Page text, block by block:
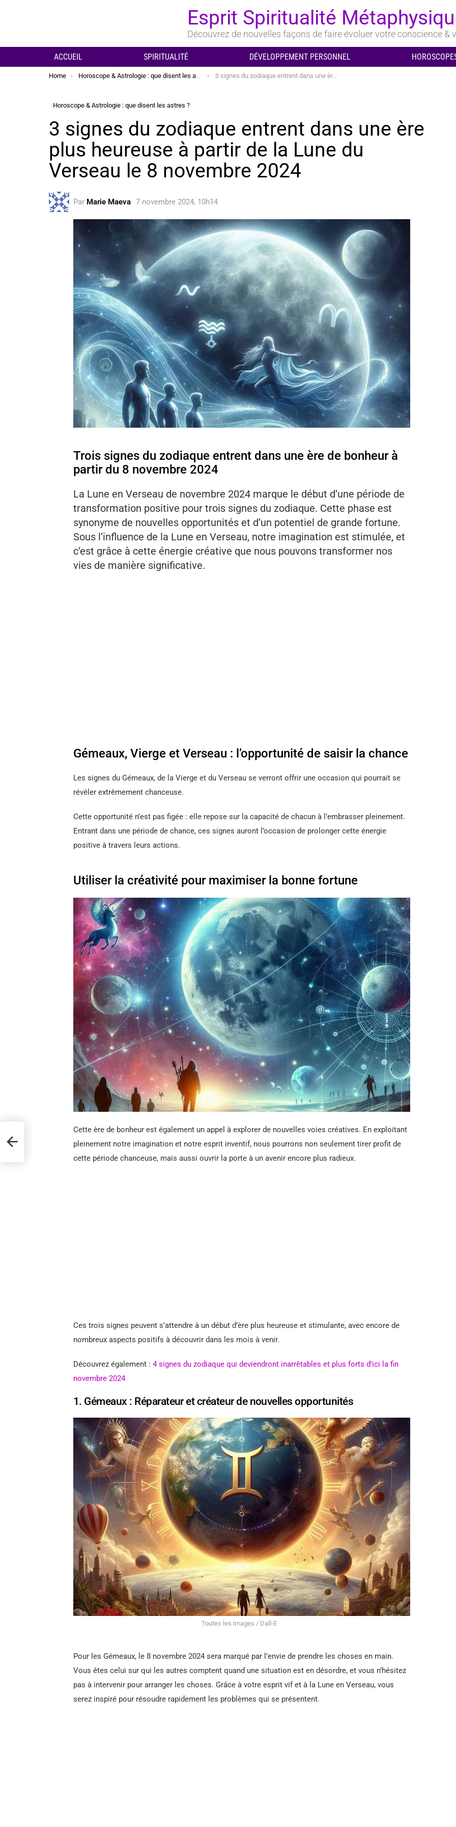
Esprit Spiritualité
Découvrez de nouvelles façons de faire évoluer votre conscience &
ACCUEIL SPIRITUALITÉ DÉVELOPPEMENT PERSONNEL
You are here:
Home Horoscope & Astrologie : que disent les astres ? 3 signes du zodiaque entrent dans une ère plus heureuse à partir de la Lune du Verseau le 8 novembre 2024
Horoscope & Astrologie : que disent les astres ?
3 signes du zodiaque entrent dans une ère
plus heureuse à partir de la Lune du
Verseau le 8 novembre 2024
Par Marie Maeva 7 novembre 2024, 10h14
Trois signes du zodiaque entrent dans une ère de bonheur à
partir du 8 novembre 2024
La Lune en Verseau de novembre 2024 marque le début d’une période de
transformation positive pour trois signes du zodiaque. Cette phase est
synonyme de nouvelles opportunités et d’un potentiel de grande fortune.
Sous l’influence de la Lune en Verseau, notre imagination est stimulée, et
c’est grâce à cette énergie créative que nous pouvons transformer nos
vies de manière significative.
Gémeaux, Vierge et Verseau : l’opportunité de saisir la chance
Les signes du Gémeaux, de la Vierge et du Verseau se verront offrir une occasion qui pourrait se
révéler extrêmement chanceuse.
Cette opportunité n’est pas figée : elle repose sur la capacité de chacun à l’embrasser pleinement.
Entrant dans une période de chance, ces signes auront l’occasion de prolonger cette énergie
positive à travers leurs actions.
Utiliser la créativité pour maximiser la bonne fortune
Cette ère de bonheur est également un appel à explorer de nouvelles voies créatives. En exploitant
pleinement notre imagination et notre esprit inventif, nous pourrons non seulement tirer profit de
cette période chanceuse, mais aussi ouvrir la porte à un avenir encore plus radieux.
Ces trois signes peuvent s’attendre à un début d’ère plus heureuse et stimulante, avec encore de
nombreux aspects positifs à découvrir dans les mois à venir.
Découvrez également : 4 signes du zodiaque qui deviendront inarrêtables et plus forts d’ici la fin
novembre 2024
1. Gémeaux : Réparateur et créateur de nouvelles opportunités
Toutes les images / Dall-E
Pour les Gémeaux, le 8 novembre 2024 sera marqué par l’envie de prendre les choses en main.
Vous êtes celui sur qui les autres comptent quand une situation est en désordre, et vous n’hésitez
pas à intervenir pour arranger les choses. Grâce à votre esprit vif et à la Lune en Verseau, vous
serez inspiré pour résoudre rapidement les problèmes qui se présentent.